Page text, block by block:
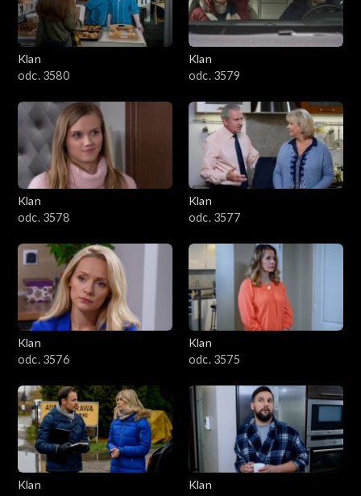
1001–1100
901–1000
801–900
701–800
601–700
501–600
401–500
301–400
201–300
101–200
1–100
Klan
odc. 3580
Klan
odc. 3579
Klan
odc. 3578
Klan
odc. 3577
Klan
odc. 3576
Klan
odc. 3575
Klan
Klan